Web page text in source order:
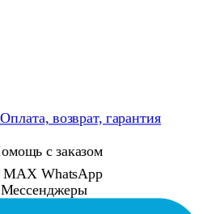
Оплата, возврат, гарантия
с заказом
MAX WhatsApp
Мессенджеры